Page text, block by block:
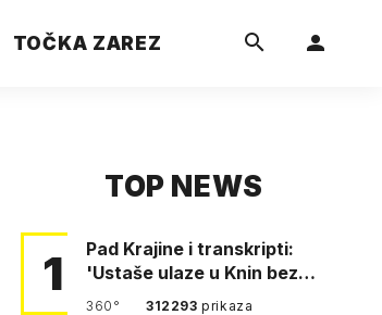
TOČKA ZAREZ
TOP NEWS
1
Pad Krajine i transkripti:
'Ustaše ulaze u Knin bez
borbe. Mile, ovo je bežanij…
360° 312293prikaza